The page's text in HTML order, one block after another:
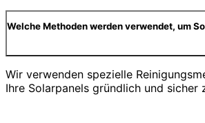
Welche Methoden werden verwendet, um
Wir verwenden spezielle
Ihre Solarpanels gründlich und